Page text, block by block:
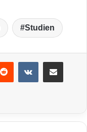
Studien
VKontakte